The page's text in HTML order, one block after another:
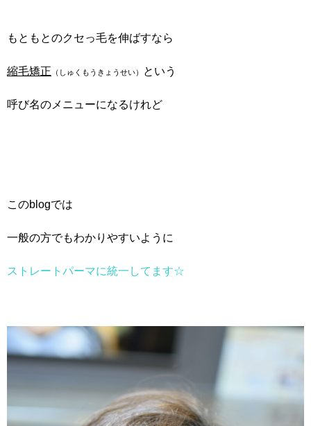
もともとのクセっ毛を伸ばすなら
縮毛矯正 （しゅくもうきょうせい） という
呼び名のメニューになるけれど
このblogでは
一般の方でもわかりやすいように
ストレートパーマに統一してます☆